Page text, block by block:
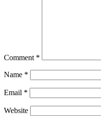
Comment *
Name *
Email *
Website